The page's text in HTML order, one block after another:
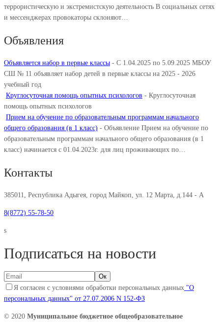
террористическую и экстремистскую деятельность В социальных сетях
и мессенджерах провокаторы склоняют…
Объявления
Объявляется набор в первые классы - С 1.04.2025 по 5.09.2025 МБОУ
СШ № 11 объявляет набор детей в первые классы на 2025 - 2026
учебный год
Круглосуточная помощь опытных психологов - Круглосуточная
помощь опытных психологов
Прием на обучение по образовательным программам начального
общего образования (в 1 класс) - Объявление Прием на обучение по
образовательным программам начального общего образования (в 1
класс) начинается с 01.04.2023г. для лиц проживающих по…
Контакты
385011, Республика Адыгея, город Майкоп, ул. 12 Марта, д.144 - А
8(8772) 55-78-50
s
Подписаться на новости
Я согласен с условиями обработки персональных данных "О
персональных данных" от 27.07.2006 N 152-ФЗ
© 2020 Муниципальное бюджетное общеобразовательное